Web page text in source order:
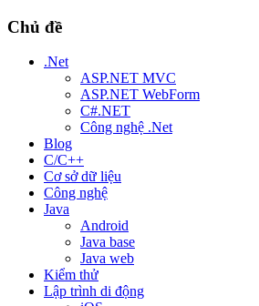
Chủ đề
.Net
ASP.NET MVC
ASP.NET WebForm
C#.NET
Công nghệ .Net
Blog
C/C++
Cơ sở dữ liệu
Công nghệ
Java
Android
Java base
Java web
Kiểm thử
Lập trình di động